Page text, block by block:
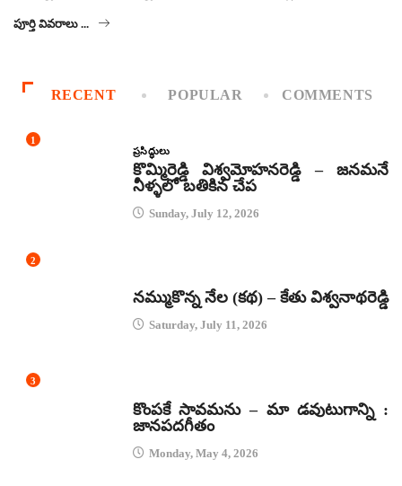
పూర్తి వివరాలు ...
RECENT POPULAR COMMENTS
1
ప్రసిద్ధులు
కొమ్మిరెడ్డి విశ్వమోహనరెడ్డి – జనమనే
నీళ్ళలో బతికిన చేప
Sunday, July 12, 2026
2
నమ్ముకొన్న నేల (కథ) – కేతు విశ్వనాథరెడ్డి
Saturday, July 11, 2026
3
కొంపకే సావమను – మా డవుటుగాన్ని :
జానపదగీతం
Monday, May 4, 2026